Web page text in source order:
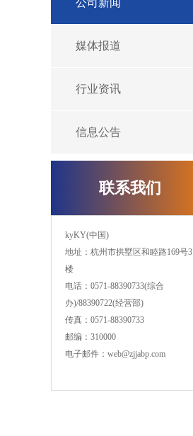
公司新闻
媒体报道
行业资讯
信息公告
联系我们
kyKY(中国)
地址：杭州市拱墅区和睦路169号3
楼
电话：0571-88390733(综合
办)/88390722(经营部)
传真：0571-88390733
邮编：310000
电子邮件：web@zjjabp.com